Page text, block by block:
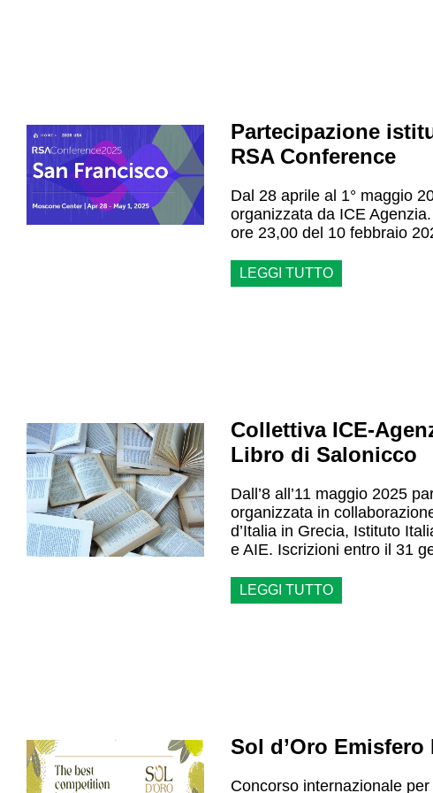
Partecipazione
RSA Conference
Dal 28 aprile al 1° maggio
organizzata da ICE
ore 23,00 del 10 febbraio
LEGGI TUTTO
Collettiva ICE-
Libro di Salonicco
Dall’8 all’11 maggio 2025
organizzata in
d’Italia in Grecia, Istituto
e AIE. Iscrizioni entro il 31
LEGGI TUTTO
Sol d’Oro Emisfero
Concorso internazionale